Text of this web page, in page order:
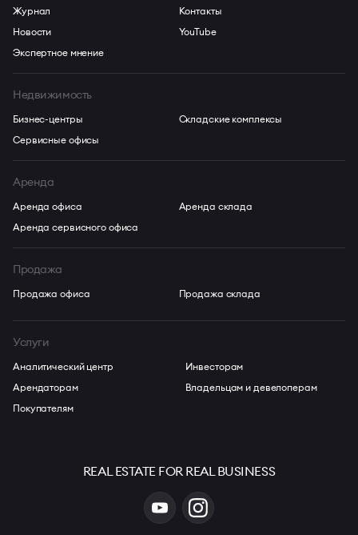
Журнал
Новости
Экспертное мнение
Контакты
YouTube
Недвижимость
Бизнес-центры
Сервисные офисы
Складские комплексы
Аренда
Аренда офиса
Аренда сервисного офиса
Аренда склада
Продажа
Продажа офиса Продажа склада
Услуги
Аналитический центр
Арендаторам
Покупателям
Инвесторам
Владельцам и девелоперам
REAL ESTATE FOR REAL BUSINESS